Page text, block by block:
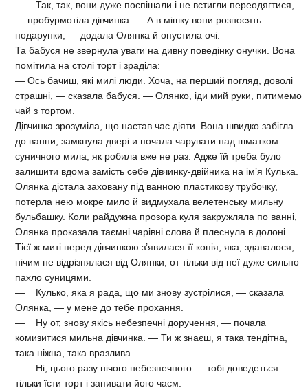
— Так, так, вони дуже поспішали і не встигли переодягтися,
— пробурмотіла дівчинка. — А в мішку вони розносять
подарунки, — додала Олянка й опустила очі.
Та бабуся не звернула уваги на дивну поведінку онучки. Вона
помітила на столі торт і зраділа:
— Ось бачиш, які милі люди. Хоча, на перший погляд, доволі
страшні, — сказала бабуся. — Олянко, іди мий руки, питимемо
чай з тортом.
Дівчинка зрозуміла, що настав час діяти. Вона швидко забігла
до ванни, замкнула двері и почала чарувати над шматком
суничного мила, як робила вже не раз. Адже їй треба було
залишити вдома замість себе дівчинку-двійника на ім’я Кулька.
Олянка дістала заховану під ванною пластикову трубочку,
потерла нею мокре мило й видмухала велетенську мильну
бульбашку. Коли райдужна прозора куля закружляла по ванні,
Олянка проказала таємні чарівні слова й плеснула в долоні.
Тієї ж миті перед дівчинкою з’явилася її копія, яка, здавалося,
нічим не відрізнялася від Олянки, от тільки від неї дуже сильно
пахло суницями.
— Кулько, яка я рада, що ми знову зустрілися, — сказала
Олянка, — у мене до тебе прохання.
— Ну от, знову якісь небезпечні доручення, — почала
комизитися мильна дівчинка. — Ти ж знаєш, я така тендітна,
така ніжна, така вразлива...
— Ні, цього разу нічого небезпечного — тобі доведеться
тільки їсти торт і запивати його чаєм.